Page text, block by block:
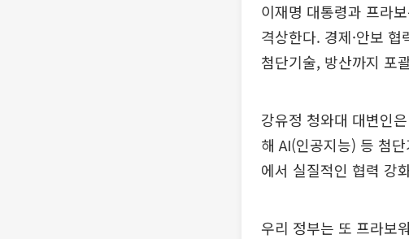
이재명 대통령과 프라
격상한다. 경제·안보
첨단기술, 방산까지 포
강유정 청와대 대변인
해 AI(인공지능) 등 첨
에서 실질적인 협력 강
우리 정부는 또 프라보